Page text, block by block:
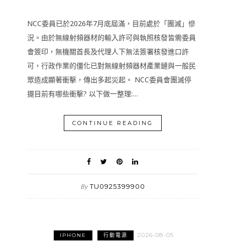
NCC委員已於2026年7月底屆滿，目前處於「團滅」慘
況。由於無線射頻器材的輸入許可與執照核發皆需委員
會簽印，無機關首長及代理人下無法簽署核發進口許
可，行政作業的僵化已對無線射頻器材產業鏈與一般民
眾造成顯著衝擊，傳出多起災起。 NCC委員會團滅停
擺目前有哪些衝擊? 以下做一整理:…
CONTINUE READING
By TU0925399900
IPHONE 行動電源 2026-08-05